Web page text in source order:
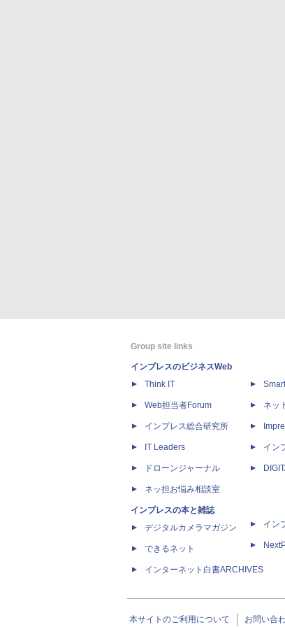
Group site links
インプレスのビジネスWeb
Think IT
Web担当者Forum
インプレス総合研究所
IT Leaders
ドローンジャーナル
ネッ担お悩み相談室
インプレスの本と雑誌
デジタルカメラマガジン
できるネット
インターネット白書ARCHIVES
ネッ
イン
イン
本サイトのご利用について お問い合